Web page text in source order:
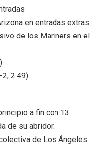
en entradas extras.
de los Mariners en el
2.49)
a fin con 13
de su abridor.
de Los Ángeles.